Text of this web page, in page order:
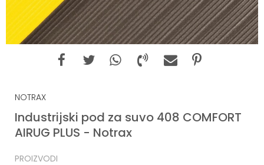
NOTRAX
Industrijski pod za suvo 408 COMFORT
AIRUG PLUS - Notrax
PROIZVODI